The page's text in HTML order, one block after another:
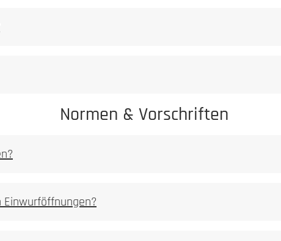
[PDF Datei 0,03 mb]
Normen & Vorschriften